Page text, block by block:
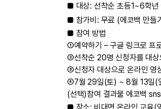
■ 대상: 선착순 초등1~6학
■ 참가비: 무료 (에코백 만들
■ 참여 방법
①예약하기 – 구글 링크로 프
②선착순 20명 신청자를 대상
③신청자 대상으로 온라인 영
④7월 29일(토) ~ 8월 13일(
(선택)참여 결과물 에코백